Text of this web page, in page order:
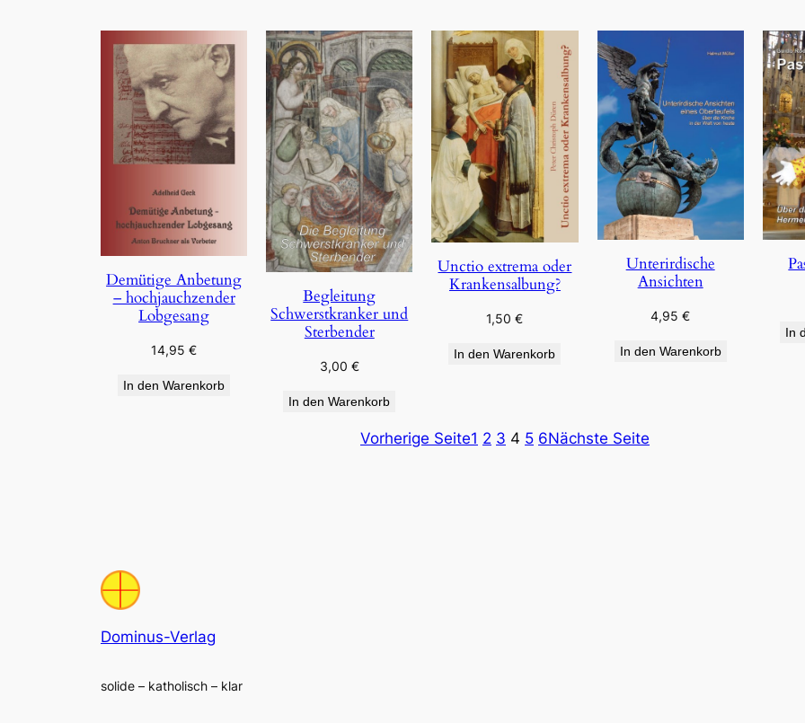
Demütige Anbetung
– hochjauchzender
Lobgesang
14,95€
In den Warenkorb
Begleitung
Schwerstkranker und
Sterbender
3,00 €
In den Warenkorb
Unctio extrema oder
Krankensalbung?
1,50€
In den Warenkorb
Unterirdische
Ansichten
4,95€
In den Warenkorb
In
Vorherige Seite1 2 3 4 5 6Nächste Seite
Dominus-Verlag
solide – katholisch – klar